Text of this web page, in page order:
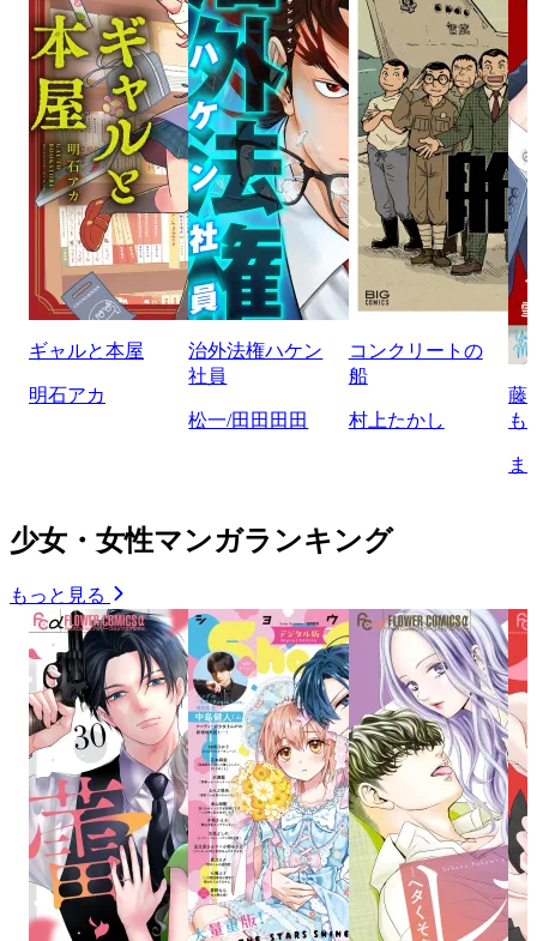
ギャルと本屋
明石アカ
治外法権ハケン
社員
松一/田田田田
コンクリートの
船
村上たかし
藤
も
ま
少女・女性マンガランキング
もっと見る